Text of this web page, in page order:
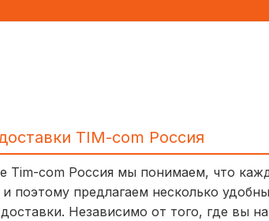
TIM-com Россия
Tim-com Россия мы понимаем, что
и поэтому предлагаем несколько
Независимо от того, где вы